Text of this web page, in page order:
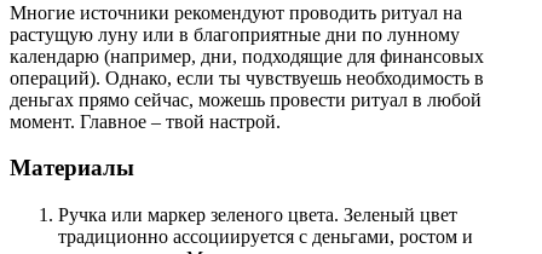
Многие источники рекомендуют проводить ритуал на
растущую луну или в благоприятные дни по лунному
календарю (например, дни, подходящие для финансовых
операций). Однако, если ты чувствуешь необходимость в
деньгах прямо сейчас, можешь провести ритуал в любой
момент. Главное – твой настрой.
Материалы
Ручка или маркер зеленого цвета. Зеленый цвет
традиционно ассоциируется с деньгами, ростом и